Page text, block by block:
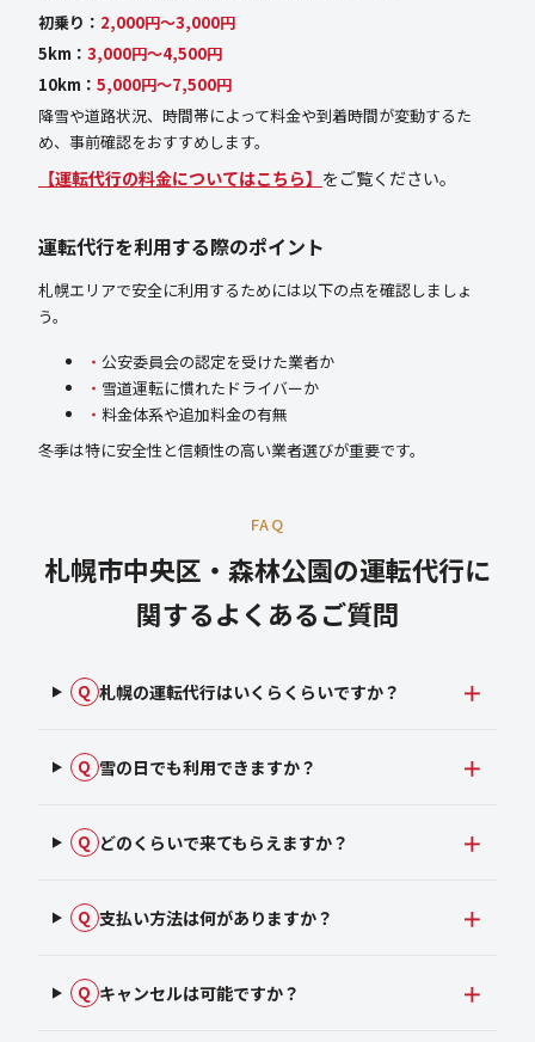
初乗り： 2,000円〜3,000円
5km： 3,000円〜4,500円
10km： 5,000円〜7,500円
降雪や道路状況、時間帯によって料金や到着時間が変動するた
め、事前確認をおすすめします。
【運転代行の料金についてはこちら】 をご覧ください。
運転代行を利用する際のポイント
札幌エリアで安全に利用するためには以下の点を確認しましょ
う。
公安委員会の認定を受けた業者か
雪道運転に慣れたドライバーか
料金体系や追加料金の有無
冬季は特に安全性と信頼性の高い業者選びが重要です。
FAQ
札幌市中央区・森林公園の運転代行に
関するよくあるご質問
Q 札幌の運転代行はいくらくらいですか？
Q 雪の日でも利用できますか？
Q どのくらいで来てもらえますか？
Q 支払い方法は何がありますか？
Q キャンセルは可能ですか？